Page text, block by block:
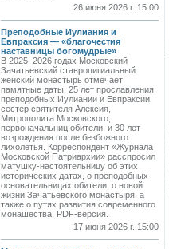
26 июня 2026 г. 15:00
Преподобные Иулиания и
Евпраксия — «благочестия
наставницы богомудрые»
В 2025–2026 годах Московский
Зачатьевский ставропигиальный
женский монастырь отмечает
памятные даты: 25 лет прославления
преподобных Иулиании и Евпраксии,
сестер святителя Алексия,
Митрополита Московского,
первоначальниц обители, и 30 лет
возрождения после безбожного
лихолетья. Корреспондент «Журнала
Московской Патриархии» расспросил
матушку-настоятельницу об этих
исторических датах, о преподобных
основательницах обители, о новой
жизни Зачатьевского монастыря, а
также о путях развития современного
монашества. PDF-версия.
17 июня 2026 г. 15:00